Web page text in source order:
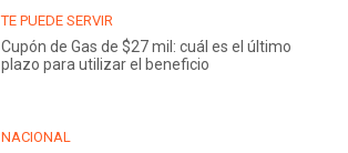
TE PUEDE SERVIR
Cupón de Gas de $27 mil: cuál es el último
plazo para utilizar el beneficio
NACIONAL